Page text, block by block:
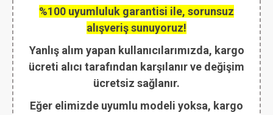
%100 uyumluluk garantisi ile, sorunsuz
alışveriş sunuyoruz!
Yanlış alım yapan kullanıcılarımızda, kargo
ücreti alıcı tarafından karşılanır ve değişim
ücretsiz sağlanır.
Eğer elimizde uyumlu modeli yoksa, kargo